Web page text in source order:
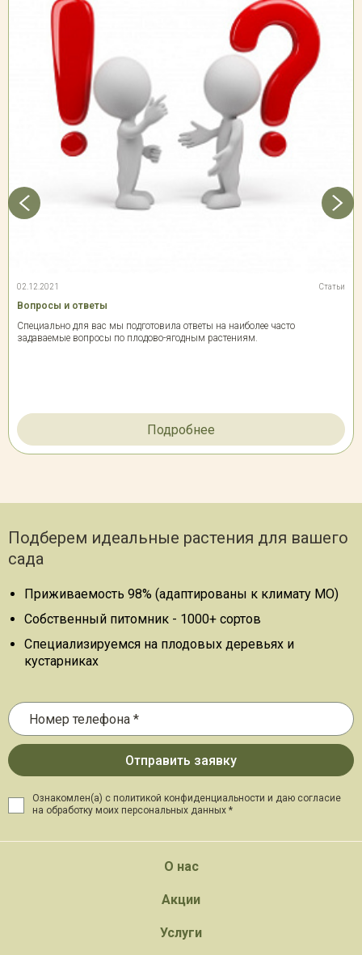
02.12.2021 Статьи
Вопросы и ответы
Специально для вас мы подготовила ответы на наиболее часто
задаваемые вопросы по плодово-ягодным растениям.
Подробнее
Подберем идеальные растения для вашего
сада
Приживаемость 98% (адаптированы к климату МО)
Собственный питомник - 1000+ сортов
Специализируемся на плодовых деревьях и
кустарниках
Ознакомлен(а) с политикой конфиденциальности и даю согласие
на обработку моих персональных данных *
О нас
Акции
Услуги